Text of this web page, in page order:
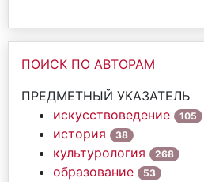
ПОИСК ПО АВТОРАМ
ПРЕДМЕТНЫЙ УКАЗАТЕЛЬ
искусствоведение
105
история 38
культурология 268
образование 53